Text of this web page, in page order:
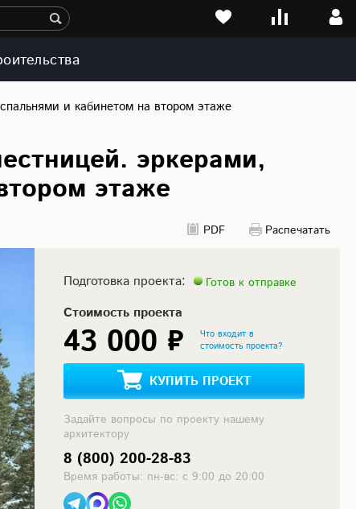
и кабинетом на втором этаже
эркерами,
этаже
PDF
Распечатать
Подготовка проекта: Готов к отправке
Стоимость проекта
43 000 ₽
Что входит в
стоимость проекта?
КУПИТЬ ПРОЕКТ
Задайте вопросы по проекту нашему
архитектору
8 (800) 200-28-83
Время работы: пн-вс: с 9:00 до 20:00